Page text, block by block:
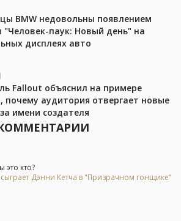
BMW недовольны появлением
"Человек-паук: Новый день" на
дисплеях авто
Fallout объяснил на примере
почему аудитория отвергает новые
имени создателя
это кто?
Дэнни Кетча в "Призрачном гонщике"